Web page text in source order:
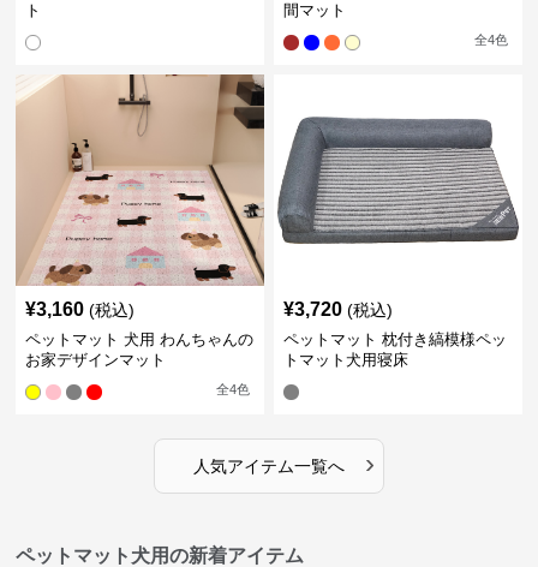
ト
間マット
全4色
¥3,160 (税込)
ペットマット 犬用 わんちゃんの
お家デザインマット
全4色
¥3,720 (税込)
ペットマット 枕付き縞模様ペッ
トマット犬用寝床
人気アイテム一覧へ ›
ペットマット犬用の新着アイテム